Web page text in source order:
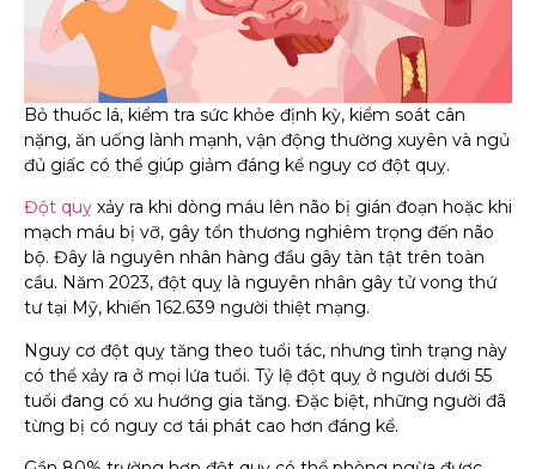
Bỏ thuốc lá, kiểm tra sức khỏe định kỳ, kiểm soát cân
nặng, ăn uống lành mạnh, vận động thường xuyên và ngủ
đủ giấc có thể giúp giảm đáng kể nguy cơ đột quỵ.
Đột quỵ xảy ra khi dòng máu lên não bị gián đoạn hoặc khi
mạch máu bị vỡ, gây tổn thương nghiêm trọng đến não
bộ. Đây là nguyên nhân hàng đầu gây tàn tật trên toàn
cầu. Năm 2023, đột quỵ là nguyên nhân gây tử vong thứ
tư tại Mỹ, khiến 162.639 người thiệt mạng.
Nguy cơ đột quỵ tăng theo tuổi tác, nhưng tình trạng này
có thể xảy ra ở mọi lứa tuổi. Tỷ lệ đột quỵ ở người dưới 55
tuổi đang có xu hướng gia tăng. Đặc biệt, những người đã
từng bị có nguy cơ tái phát cao hơn đáng kể.